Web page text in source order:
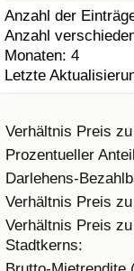
Anzahl der
Anzahl
Monaten: 4
Letzte
Verhältnis Preis
Prozentueller
Darlehens-
Verhältnis Preis
Verhältnis Preis
Stadtkerns:
Verkehr